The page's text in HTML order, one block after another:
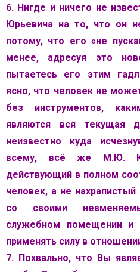
6. Нигде и ничего не
Юрьевича на то, что он
потому, что его «не
менее, адресуя это
пытаетесь его этим
ясно, что человек не
без инструментов,
являются вся текущая
неизвестно куда
всему, всё же М.Ю.
действующий в полном
человек, а не
со своими
служебном помещении и
применять силу в
7. Похвально, что Вы